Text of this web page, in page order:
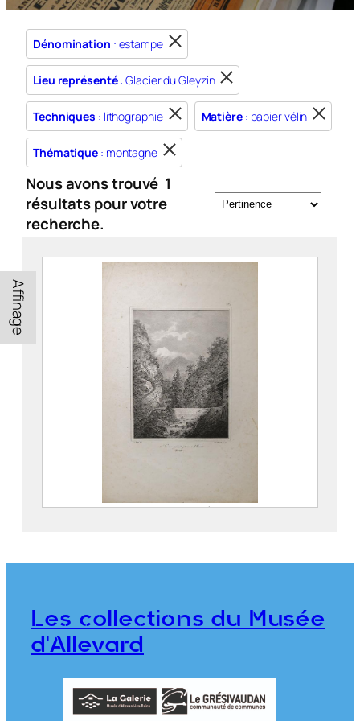
Dénomination : estampe
Lieu représenté: Glacier du Gleyzin
Techniques : lithographie Matière: papier vélin
Thématique : montagne
Nous avons trouvé 1
résultats pour votre
recherche.
Affinage
2e Vue du grand glacier à Allevard
BLÉRY, Eugène (1805 – 1887)
976.1.51
Les collections du Musée
d'Allevard